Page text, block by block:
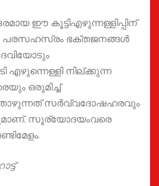
ഈ കൂട്ടിഎഴുന്നള്ളിപ്പിന്
പരസഹസ്രം ഭക്തജനങ്ങൾ
എഴുന്നെള്ളി നില്ക്കുന്ന
ഒരുമിച്ച്
തൊഴുന്നത് സർവ്വദോഷഹരവും
സൂര്യോദയംവരെ